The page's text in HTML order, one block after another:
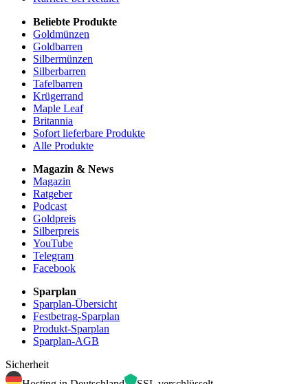
Beliebte Produkte
Goldmünzen
Goldbarren
Silbermünzen
Silberbarren
Tafelbarren
Krügerrand
Maple Leaf
Britannia
Sofort lieferbare Produkte
Alle Produkte
Magazin & News
Magazin
Ratgeber
Podcast
Goldpreis
Silberpreis
YouTube
Telegram
Facebook
Sparplan
Sparplan-Übersicht
Festbetrag-Sparplan
Produkt-Sparplan
Sparplan-AGB
Sicherheit